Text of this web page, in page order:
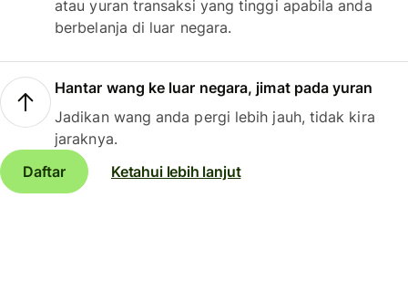
atau yuran transaksi yang tinggi apabila anda
berbelanja di luar negara.
Hantar wang ke luar negara, jimat pada yuran
Jadikan wang anda pergi lebih jauh, tidak kira
jaraknya.
Daftar
Ketahui lebih lanjut